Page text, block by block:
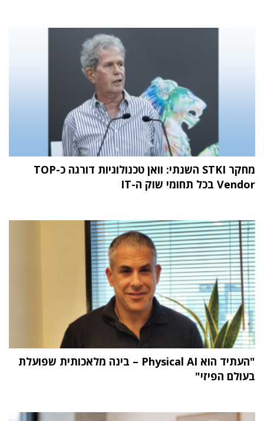
מחקר STKI השנתי: וואן טכנולוגיות דורגה כ-TOP
Vendor בכל תחומי שוק ה-IT
"העתיד הוא Physical AI – בינה מלאכותית שפועלת
בעולם הפיזי"